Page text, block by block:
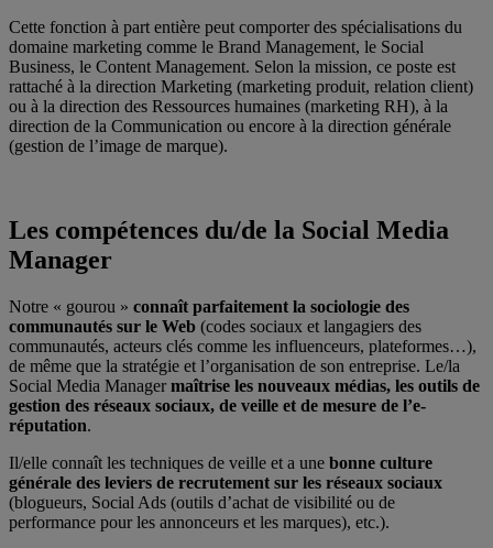
Cette fonction à part entière peut comporter des spécialisations du
domaine marketing comme le Brand Management, le Social
Business, le Content Management. Selon la mission, ce poste est
rattaché à la direction Marketing (marketing produit, relation client)
ou à la direction des Ressources humaines (marketing RH), à la
direction de la Communication ou encore à la direction générale
(gestion de l’image de marque).
Les compétences du/de la Social Media
Manager
Notre « gourou » connaît parfaitement la sociologie des
communautés sur le Web (codes sociaux et langagiers des
communautés, acteurs clés comme les influenceurs, plateformes…),
de même que la stratégie et l’organisation de son entreprise. Le/la
Social Media Managermaîtrise les nouveaux médias, les outils de
gestion des réseaux sociaux, de veille et de mesure de l’e-
réputation.
Il/elle connaît les techniques de veille et a une bonne culture
générale des leviers de recrutement sur les réseaux sociaux
(blogueurs, Social Ads (outils d’achat de visibilité ou de
performance pour les annonceurs et les marques), etc.).